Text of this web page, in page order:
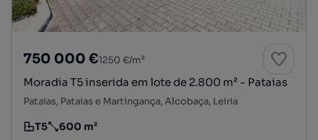
750 000 €1250 €/m²
Moradia T5 inserida em lote de 2.800 m² - Pataias
Pataias, Pataias e Martingança, Alcobaça, Leiria
Tipologia
T5
Preço por metro quadrado
600 m²